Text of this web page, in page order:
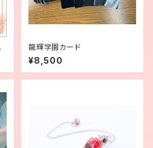
龍輝学園カード
¥8,500